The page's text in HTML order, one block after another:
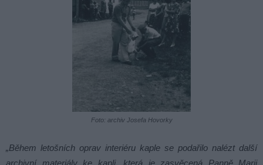
Foto: archiv Josefa Hovorky
„Během letošních oprav interiéru kaple se podařilo nalézt další
archivní materiály ke kapli, která je zasvěcená Panně Marii